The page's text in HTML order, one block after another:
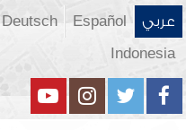
عربي Español
Deutsch
Indonesia